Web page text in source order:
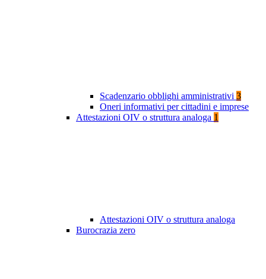
Scadenzario obblighi amministrativi 3
Oneri informativi per cittadini e imprese
Attestazioni OIV o struttura analoga 1
Attestazioni OIV o struttura analoga
Burocrazia zero